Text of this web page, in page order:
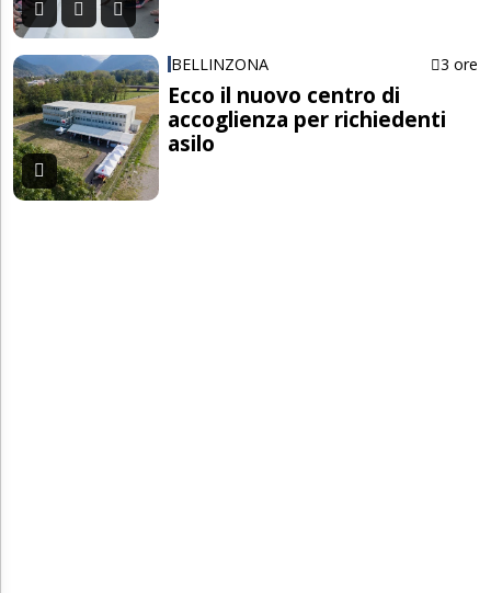
BELLINZONA 3 ore
Ecco il nuovo centro di
accoglienza per richiedenti
asilo